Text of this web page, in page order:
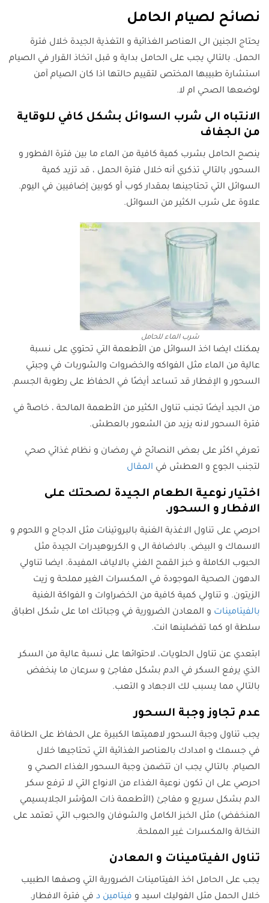
نصائح لصيام الحامل
يحتاج الجنين الى العناصر الغذائية و التغذية الجيدة خلال فترة
الحمل. بالتالي يجب على الحامل بداية و قبل اتخاذ القرار في الصيام
استشارة طبيبها المختص لتقييم حالتها اذا كان الصيام آمن
لوضعها الصحي ام لا.
الانتباه الى شرب السوائل بشكل كافي للوقاية
من الجفاف
ينصح الحامل بشرب كمية كافية من الماء ما بين فترة الفطور و
السحور, بالتالي تذكري أنه خلال فترة الحمل ، قد تزيد كمية
السوائل التي تحتاجينها بمقدار كوب أو كوبين إضافيين في اليوم.
علاوة على شرب الكثير من السوائل.
شرب الماء للحامل
يمكنك ايضا اخذ السوائل من الأطعمة التي تحتوي على نسبة
عالية من الماء مثل الفواكه والخضروات والشوربات في وجبتي
السحور و الإفطار قد تساعد أيضًا في الحفاظ على رطوبة الجسم.
من الجيد أيضًا تجنب تناول الكثير من الأطعمة المالحة ، خاصةً في
فترة السحور لانه يزيد من الشعور بالعطش.
تعرفي اكثر على بعض النصائح في رمضان و نظام غذائي صحي
لتجنب الجوع و العطش في المقال
اختيار نوعية الطعام الجيدة لصحتك على
الافطار و السحور.
احرصي على تناول الاغذية الغنية بالبروتينات مثل الدجاج و اللحوم و
الاسماك و البيض. بالاضافة الى و الكربوهيدرات الجيدة مثل
الحبوب الكاملة و خبز القمح الغني بالالياف المفيدة. ايضا تناولي
الدهون الصحية الموجودة في المكسرات الغير مملحة و زيت
الزيتون. و تناولي كمية كافية من الخضراوات و الفواكة الغنية
بالفيتامينات و المعادن الضرورية في وجباتك اما على شكل اطباق
سلطة او كما تفضلينها انت.
ابتعدي عن تناول الحلويات، لاحتوائها على نسبة عالية من السكر
الذي يرفع السكر في الدم بشكل مفاجئ و سرعان ما ينخفض
بالتالي مما يسبب لك الاجهاد و التعب.
عدم تجاوز وجبة السحور
يجب تناول وجبة السحور لاهميتها الكبيرة على الحفاظ على الطاقة
في جسمك و امدادك بالعناصر الغذائية التي تحتاجيها خلال
الصيام. بالتالي يجب ان تتضمن وجبة السحور الغذاء الصحي و
احرصي على ان تكون نوعية الغذاء من الانواع التي لا ترفع سكر
الدم بشكل سريع و مفاجئ (الأطعمة ذات المؤشر الجلايسيمي
المنخفض) مثل الخبز الكامل والشوفان والحبوب التي تعتمد على
النخالة والمكسرات غير المملحة.
تناول الفيتامينات و المعادن
يجب على الحامل اخذ الفيتامينات الضرورية التي وصفها الطبيب
خلال الحمل مثل الفوليك اسيد و فيتامين د في فترة الافطار.